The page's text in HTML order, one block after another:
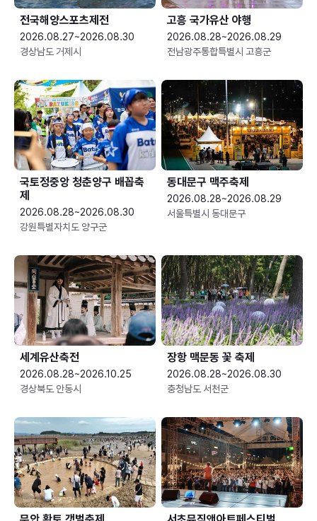
전국해양스포츠제전
2026.08.27~2026.08.30
경상남도 거제시
고흥 국가유산 야행
2026.08.28~2026.08.29
전남광주통합특별시 고흥군
국토정중앙 청춘양구 배꼽축
제
2026.08.28~2026.08.30
강원특별자치도 양구군
동대문구 맥주축제
2026.08.28~2026.08.29
서울특별시 동대문구
세계유산축전
2026.08.28~2026.10.25
경상북도 안동시
장항 맥문동 꽃 축제
2026.08.28~2026.08.30
충청남도 서천군